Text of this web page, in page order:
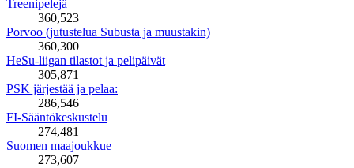
Treenipelejä
360,523
Porvoo (jutustelua Subusta ja muustakin)
360,300
HeSu-liigan tilastot ja pelipäivät
305,871
PSK järjestää ja pelaa:
286,546
FI-Sääntökeskustelu
274,481
Suomen maajoukkue
273,607